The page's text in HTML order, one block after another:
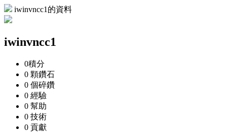
iwinvncc1的資料
iwinvncc1
0積分
0 顆鑽石
0 個碎鑽
0 經驗
0 幫助
0 技術
0 貢獻